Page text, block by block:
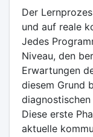
Der
und auf reale
Jedes
Niveau, den
Erwartungen
diesem Grund
Diese erste
aktuelle